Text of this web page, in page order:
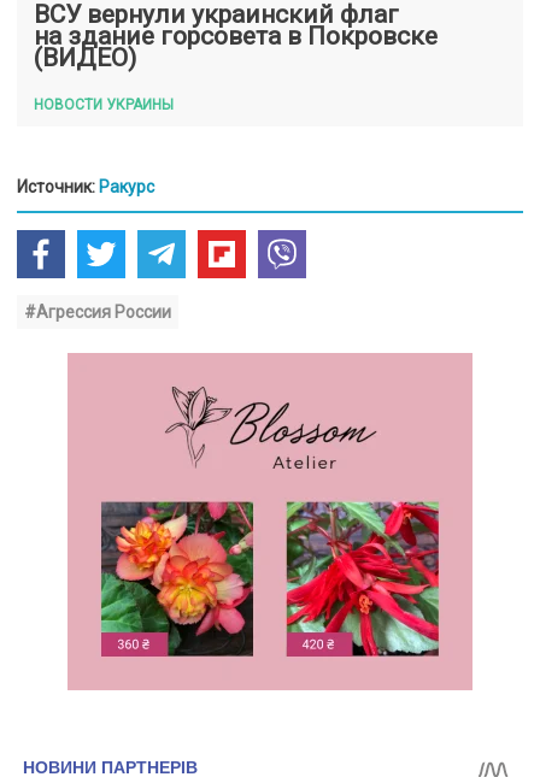
ВСУ вернули украинский флаг
на здание горсовета в Покровске
(ВИДЕО)
НОВОСТИ УКРАИНЫ
Источник: Ракурс
#Агрессия России